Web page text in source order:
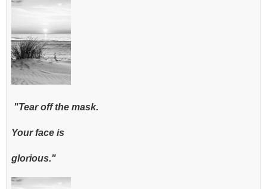
"Tear off the mask.
Your face is
glorious."